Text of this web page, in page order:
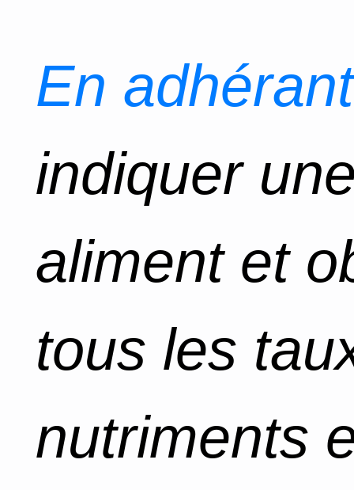
En adhérant
indiquer
aliment et
tous les
nutriments